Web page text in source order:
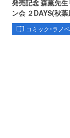
発売記念 森薫先生
ン会 ２DAYS(秋葉
コミック・ラノベ